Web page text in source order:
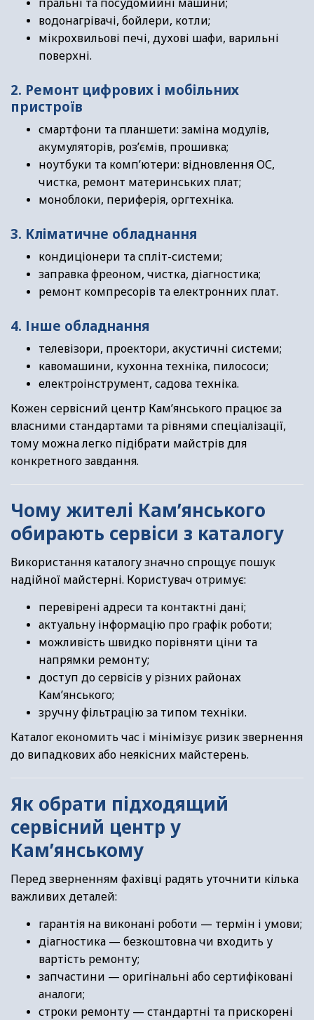
водонагрівачі, бойлери, котли;
мікрохвильові печі, духові шафи, варильні
поверхні.
2. Ремонт цифрових і мобільних
пристроїв
смартфони та планшети: заміна модулів,
акумуляторів, роз’ємів, прошивка;
ноутбуки та комп’ютери: відновлення ОС,
чистка, ремонт материнських плат;
моноблоки, периферія, оргтехніка.
3. Кліматичне обладнання
кондиціонери та спліт-системи;
заправка фреоном, чистка, діагностика;
ремонт компресорів та електронних плат.
4. Інше обладнання
телевізори, проектори, акустичні системи;
кавомашини, кухонна техніка, пилососи;
електроінструмент, садова техніка.
Кожен сервісний центр Кам’янського працює за
власними стандартами та рівнями спеціалізації,
тому можна легко підібрати майстрів для
конкретного завдання.
Чому жителі Кам’янського
обирають сервіси з каталогу
Використання каталогу значно спрощує пошук
надійної майстерні. Користувач отримує:
перевірені адреси та контактні дані;
актуальну інформацію про графік роботи;
можливість швидко порівняти ціни та
напрямки ремонту;
доступ до сервісів у різних районах
Кам’янського;
зручну фільтрацію за типом техніки.
Каталог економить час і мінімізує ризик звернення
до випадкових або неякісних майстерень.
Як обрати підходящий
сервісний центр у
Кам’янському
Перед зверненням фахівці радять уточнити кілька
важливих деталей:
гарантія на виконані роботи — термін і умови;
діагностика — безкоштовна чи входить у
вартість ремонту;
запчастини — оригінальні або сертифіковані
аналоги;
строки ремонту — стандартні та прискорені